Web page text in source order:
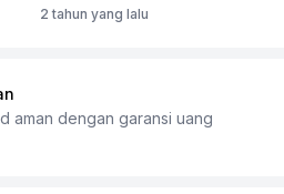
2 tahun yang lalu
aman dengan garansi uang